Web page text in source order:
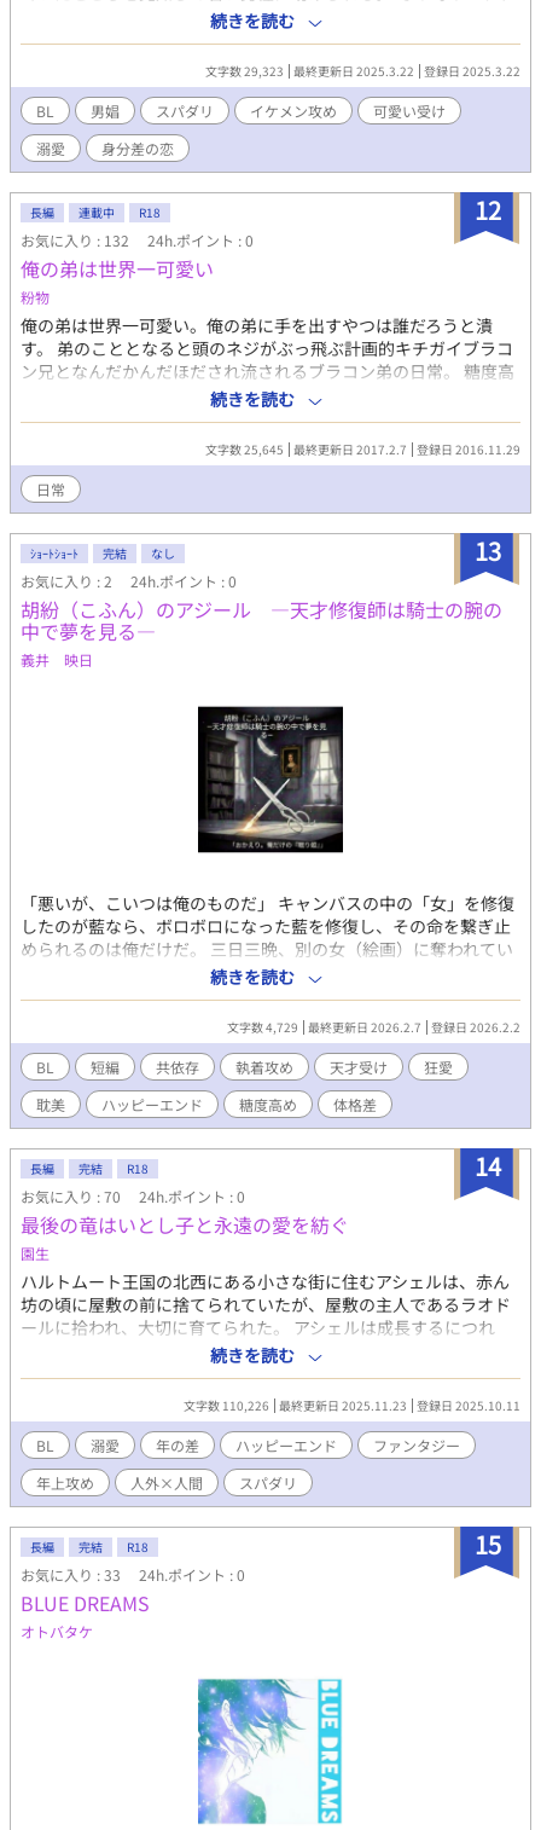
は端正な顔立ちをしたブロンドの髪が印象的な彼、エドワード・
オールディンと再び再会することになるとは思いもしなかった。
幼い頃売られてから男娼として自分なりのプライドを持って生き
てきたユウト。 裕福な家庭に生まれ育ちながらも人知れず生きる
事に対し孤独を抱くエドワード。 セックスを対価として差し出す
男娼と金を支払う客、それだけの関係のはずが二人は次第に惹か
れ合いーーー。 ちょい俺様系かつ王子様系（？）な金髪スパダリ
攻×素直になれない意地っ張り&実は寂しがりやな黒髪男娼受 逆
境に生きる受がハイスペ攻に次第に溺愛される系。 ※えっちシー
ンは糖度高めの予定です（願望） ※若干女装要素を含みます。
続きを読む
文字数 29,323 最終更新日 2025.3.22 登録日 2025.3.22
BL 男娼 スパダリ イケメン攻め
可愛い受け
溺愛
身分差の恋
12
長編 連載中 R18
お気に入り : 132 24h.ポイント : 0
俺の弟は世界一可愛い
粉物
俺の弟は世界一可愛い。俺の弟に手を出すやつは誰だろうと潰
す。 弟のこととなると頭のネジがぶっ飛ぶ計画的キチガイブラコ
ン兄となんだかんだほだされ流されるブラコン弟の日常。 糖度高
めにする予定です。 兄視点と弟視点が入れ替わります。 突然濡れ
場の描写が入ることがあります。お気をつけください。
続きを読む
文字数 25,645 最終更新日 2017.2.7 登録日 2016.11.29
日常
13
ｼｮｰﾄｼｮｰﾄ 完結 なし
お気に入り : 2 24h.ポイント : 0
胡紛（こふん）のアジール ―天才修復師は騎士の腕の
中で夢を見る―
義井 映日
「悪いが、こいつは俺のものだ」 ​キャンバスの中の「女」を修復
したのが藍なら、ボロボロになった藍を修復し、その命を繋ぎ止
められるのは俺だけだ。 ​三日三晩、別の女（絵画）に奪われてい
た恋人を、二度と離さないように腕の中に閉じ込める。 彼の味覚
も、心地よい温度も、すべて俺が教え込んだ――。 ​才能という光
に焼かれ、胡粉のように真っ白く燃え尽きた彼を、ただの「藍」
として生かせるのは、この聖域（アジール）にいる俺一人だけで
いい。 ​――「おかえり。俺だけの『眠り姫』」 カクヨム様にて、
他の作品も投稿していますので、気に入ってくださったら覗いて
みてください！ https://kakuyomu.jp/users/zkai_25sho6_03390
続きを読む
文字数 4,729 最終更新日 2026.2.7 登録日 2026.2.2
BL 短編 共依存 執着攻め 天才受け
狂愛
耽美
ハッピーエンド 糖度高め 体格差
14
長編 完結 R18
お気に入り : 70 24h.ポイント : 0
最後の竜はいとし子と永遠の愛を紡ぐ
園生
ハルトムート王国の北西にある小さな街に住むアシェルは、赤ん
坊の頃に屋敷の前に捨てられていたが、屋敷の主人であるラオド
ールに拾われ、大切に育てられた。 アシェルは成長するにつれ
て、ラオドールへの気持ちが特別なものだと気付く。 そして気ま
ずさから、ラオドールから距離を置くようになるが――。 実は
世界の最後の生き残りの『竜』であるラオドールと、ラオドール
に育てられたひみつの子、アシェルの話です。 年の差、溺愛、フ
ァンタジー。糖度高めの甘々ハピエンです。全10万文字くらいで
す。 ★R18シーンには※を付けています。
続きを読む
文字数 110,226 最終更新日 2025.11.23 登録日 2025.10.11
BL 溺愛 年の差 ハッピーエンド
ファンタジー
年上攻め
人外×人間 スパダリ
15
長編 完結 R18
お気に入り : 33 24h.ポイント : 0
BLUE DREAMS
オトバタケ